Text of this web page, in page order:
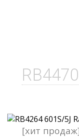
[хит